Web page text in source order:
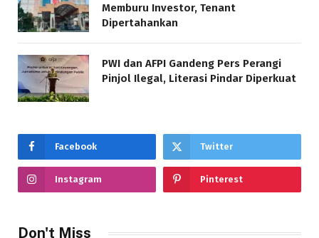
Memburu Investor, Tenant
Dipertahankan
PWI dan AFPI Gandeng Pers Perangi
Pinjol Ilegal, Literasi Pindar Diperkuat
Facebook Twitter
Instagram Pinterest
Don't Miss